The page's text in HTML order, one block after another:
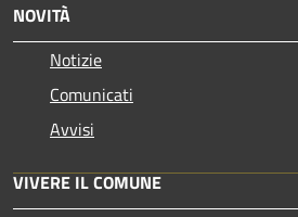
NOVITÀ
Notizie
Comunicati
Avvisi
VIVERE IL COMUNE